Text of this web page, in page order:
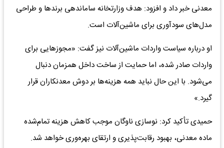
معدنی خبر داد و افزود: هدف وزارتخانه ساماندهی برندها و طراحی
مدل‌های سودآوری برای ماشین‌آلات است.
او درباره سیاست واردات ماشین‌آلات نیز گفت: «مجوزهایی برای
واردات صادر شده، اما حمایت از ساخت داخل همزمان دنبال
می‌شود. با این حال نباید همه هزینه‌ها بر دوش معدنکاران قرار
گیرد.»
حمیدی تأکید کرد: نوسازی ناوگان موجب کاهش هزینه تمام‌شده
ماده معدنی، بهبود رقابت‌پذیری و ارتقای بهره‌وری خواهد شد.